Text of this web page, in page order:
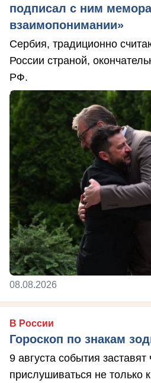
подписал с ним
взаимопонимании»
Сербия, традиционно
России страной,
РФ.
08.08.2026
В России
Гороскоп по знакам
9 августа события
прислушиваться не только